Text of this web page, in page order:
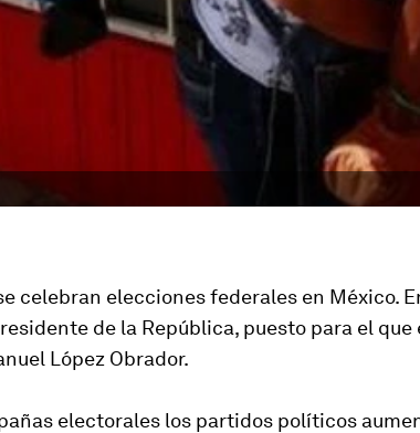
celebran elecciones federales en México.
de la República, puesto para el que
López Obrador.
electorales los partidos políticos